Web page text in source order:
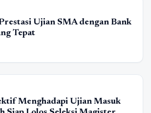
Ujian SMA dengan Bank
Tepat
Menghadapi Ujian Masuk